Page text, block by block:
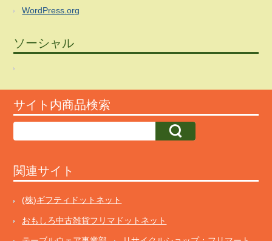
WordPress.org
ソーシャル
サイト内商品検索
関連サイト
(株)ギフティドットネット
おもしろ中古雑貨フリマドットネット